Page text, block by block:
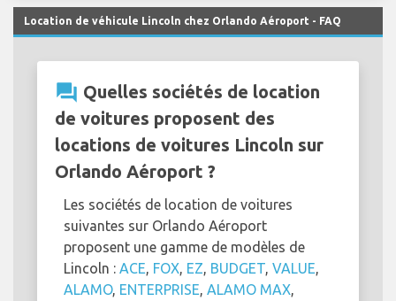
Location de véhicule Lincoln chez Orlando Aéroport - FAQ
question_answer Quelles sociétés de location
de voitures proposent des
locations de voitures Lincoln sur
Orlando Aéroport ?
Les sociétés de location de voitures
suivantes sur Orlando Aéroport
proposent une gamme de modèles de
Lincoln : ACE FOX EZ BUDGET VALUE
ALAMO, ENTERPRISE ALAMO MAX